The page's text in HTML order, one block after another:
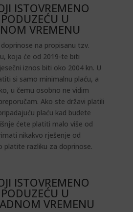
ISTOVREMENO
U
VREMENU
na propisanu tzv.
koja će od 2019-te biti
iznos biti oko 2004 kn. U
si samo minimalnu plaću, a
u čemu osobno ne vidim
Ako ste državi platili
plaću kad budete
ćete platiti malo više od
nikakvo rješenje od
platite razliku za doprinose.
ISTOVREMENO
U
VREMENU